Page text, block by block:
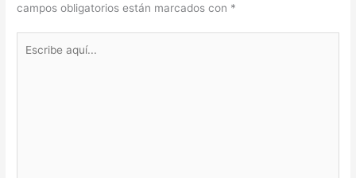
campos obligatorios están marcados con *
aquí...